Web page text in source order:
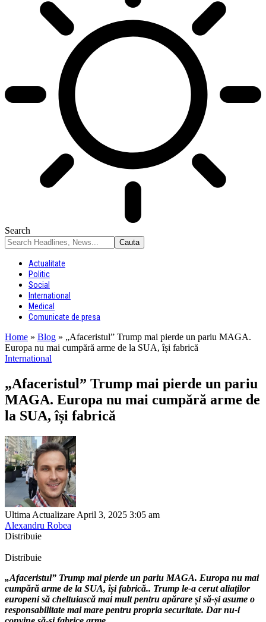
Search
Actualitate
Politic
Social
International
Medical
Comunicate de presa
Home » Blog » „Afaceristul” Trump mai pierde un pariu MAGA.
Europa nu mai cumpără arme de la SUA, își fabrică
International
„Afaceristul” Trump mai pierde un pariu
MAGA. Europa nu mai cumpără arme de
la SUA, își fabrică
Ultima Actualizare April 3, 2025 3:05 am
Alexandru Robea
Distribuie
Distribuie
„Afaceristul” Trump mai pierde un pariu MAGA. Europa nu mai
cumpără arme de la SUA, își fabrică.. Trump le-a cerut aliaților
europeni să cheltuiască mai mult pentru apărare și să-și asume o
responsabilitate mai mare pentru propria securitate. Dar nu-i